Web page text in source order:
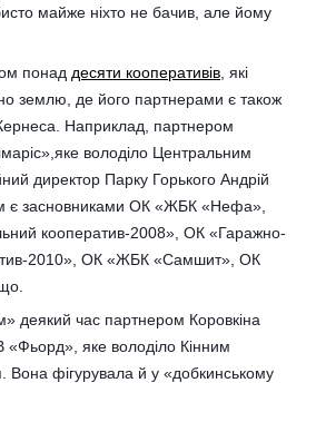
майже ніхто не бачив, але йому
понад десяти кооперативів , які
землю, де його партнерами є також
Наприклад, партнером
володіло Центральним
директор Парку Горького Андрій
є засновниками ОК «ЖБК «Нефа»,
кооператив-2008», ОК «Гаражно-
2010», ОК «ЖБК «Самшит», ОК
деякий час партнером Коровкіна
яке володіло Кінним
фігурувала й у «добкинському